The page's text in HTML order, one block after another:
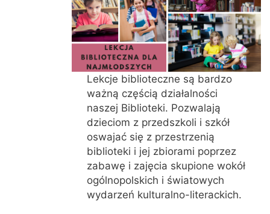
Lekcje biblioteczne są bardzo
ważną częścią działalności
naszej Biblioteki. Pozwalają
dzieciom z przedszkoli i szkół
oswajać się z przestrzenią
biblioteki i jej zbiorami poprzez
zabawę i zajęcia skupione wokół
ogólnopolskich i światowych
wydarzeń kulturalno-literackich.